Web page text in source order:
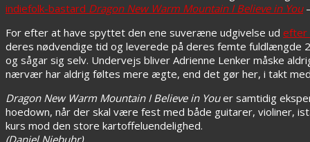
indiefolk-bastard Dragon New Warm Mountain I Believe in You
For efter at have spyttet den ene suveræne udgivelse ud efter
deres nødvendige tid og leverede på deres femte fuldlængde
og sågar sig selv. Undervejs bliver Adrienne Lenker måske
nærvær har aldrig føltes mere ægte, end det gør her, i takt
Dragon New Warm Mountain I Believe in Youer samtidig
hoedown, når der skal være fest med både guitarer, violiner,
kurs mod den store kartoffeluendelighed.
(Daniel Niebuhr)